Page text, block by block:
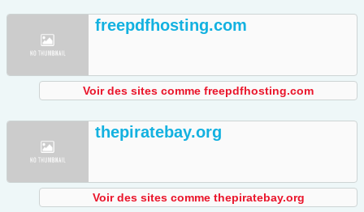
freepdfhosting.com
Voir des sites comme freepdfhosting.com
thepiratebay.org
Voir des sites comme thepiratebay.org